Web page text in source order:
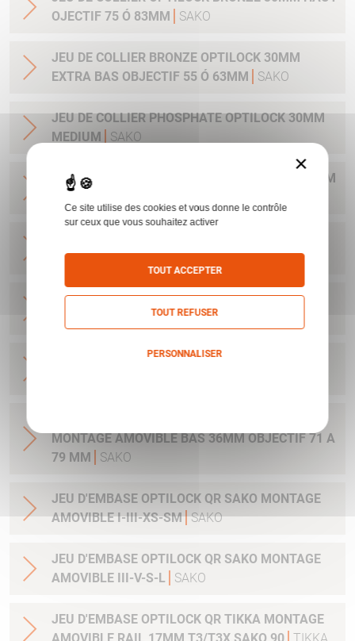
OJECTIF 75 Ó 83MM
SAKO
JEU DE COLLIER BRONZE OPTILOCK 30MM
EXTRA BAS OBJECTIF 55 Ó 63MM
SAKO
JEU DE COLLIER PHOSPHATE OPTILOCK 30MM
MEDIUM
SAKO
JEU DE COLLIER PHOSPHATE OPTILOCK 25.4MM
MONTAGE AMOVIBLE BAS 25.4MM SAKO
JEU DE COLLIER BRONZE OPTILOCK QR
MONTAGE AMOVIBLE HAUT 25.4MM
JEU DE COLLIER BRONZE OPTILOCK QR
MONTAGE AMOVIBLE BAS 36MM OBJECTIF 71 A
79 MM
SAKO
JEU D'EMBASE OPTILOCK QR SAKO MONTAGE
AMOVIBLE I-III-XS-SM SAKO
JEU D'EMBASE OPTILOCK QR SAKO MONTAGE
AMOVIBLE III-V-S-L
SAKO
JEU D'EMBASE OPTILOCK QR TIKKA MONTAGE
×
Ce site utilise des cookies et vous donne le contrôle
sur ceux que vous souhaitez activer
TOUT ACCEPTER
TOUT REFUSER
PERSONNALISER